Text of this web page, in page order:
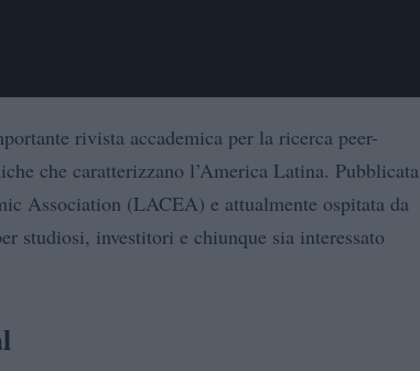
rivista accademica per la ricerca peer-
che caratterizzano l’America Latina. Pubblicata
Association (LACEA) e attualmente ospitata da
studiosi, investitori e chiunque sia interessato